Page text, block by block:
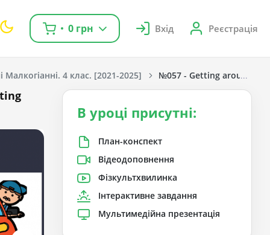
0 грн Вхід Реєстрація
4 клас. [2021-2025] №057 - Getting around.
В уроці присутні:
План-конспект
Відеодоповнення
Фізкультхвилинка
Інтерактивне завдання
Мультимедійна презентація